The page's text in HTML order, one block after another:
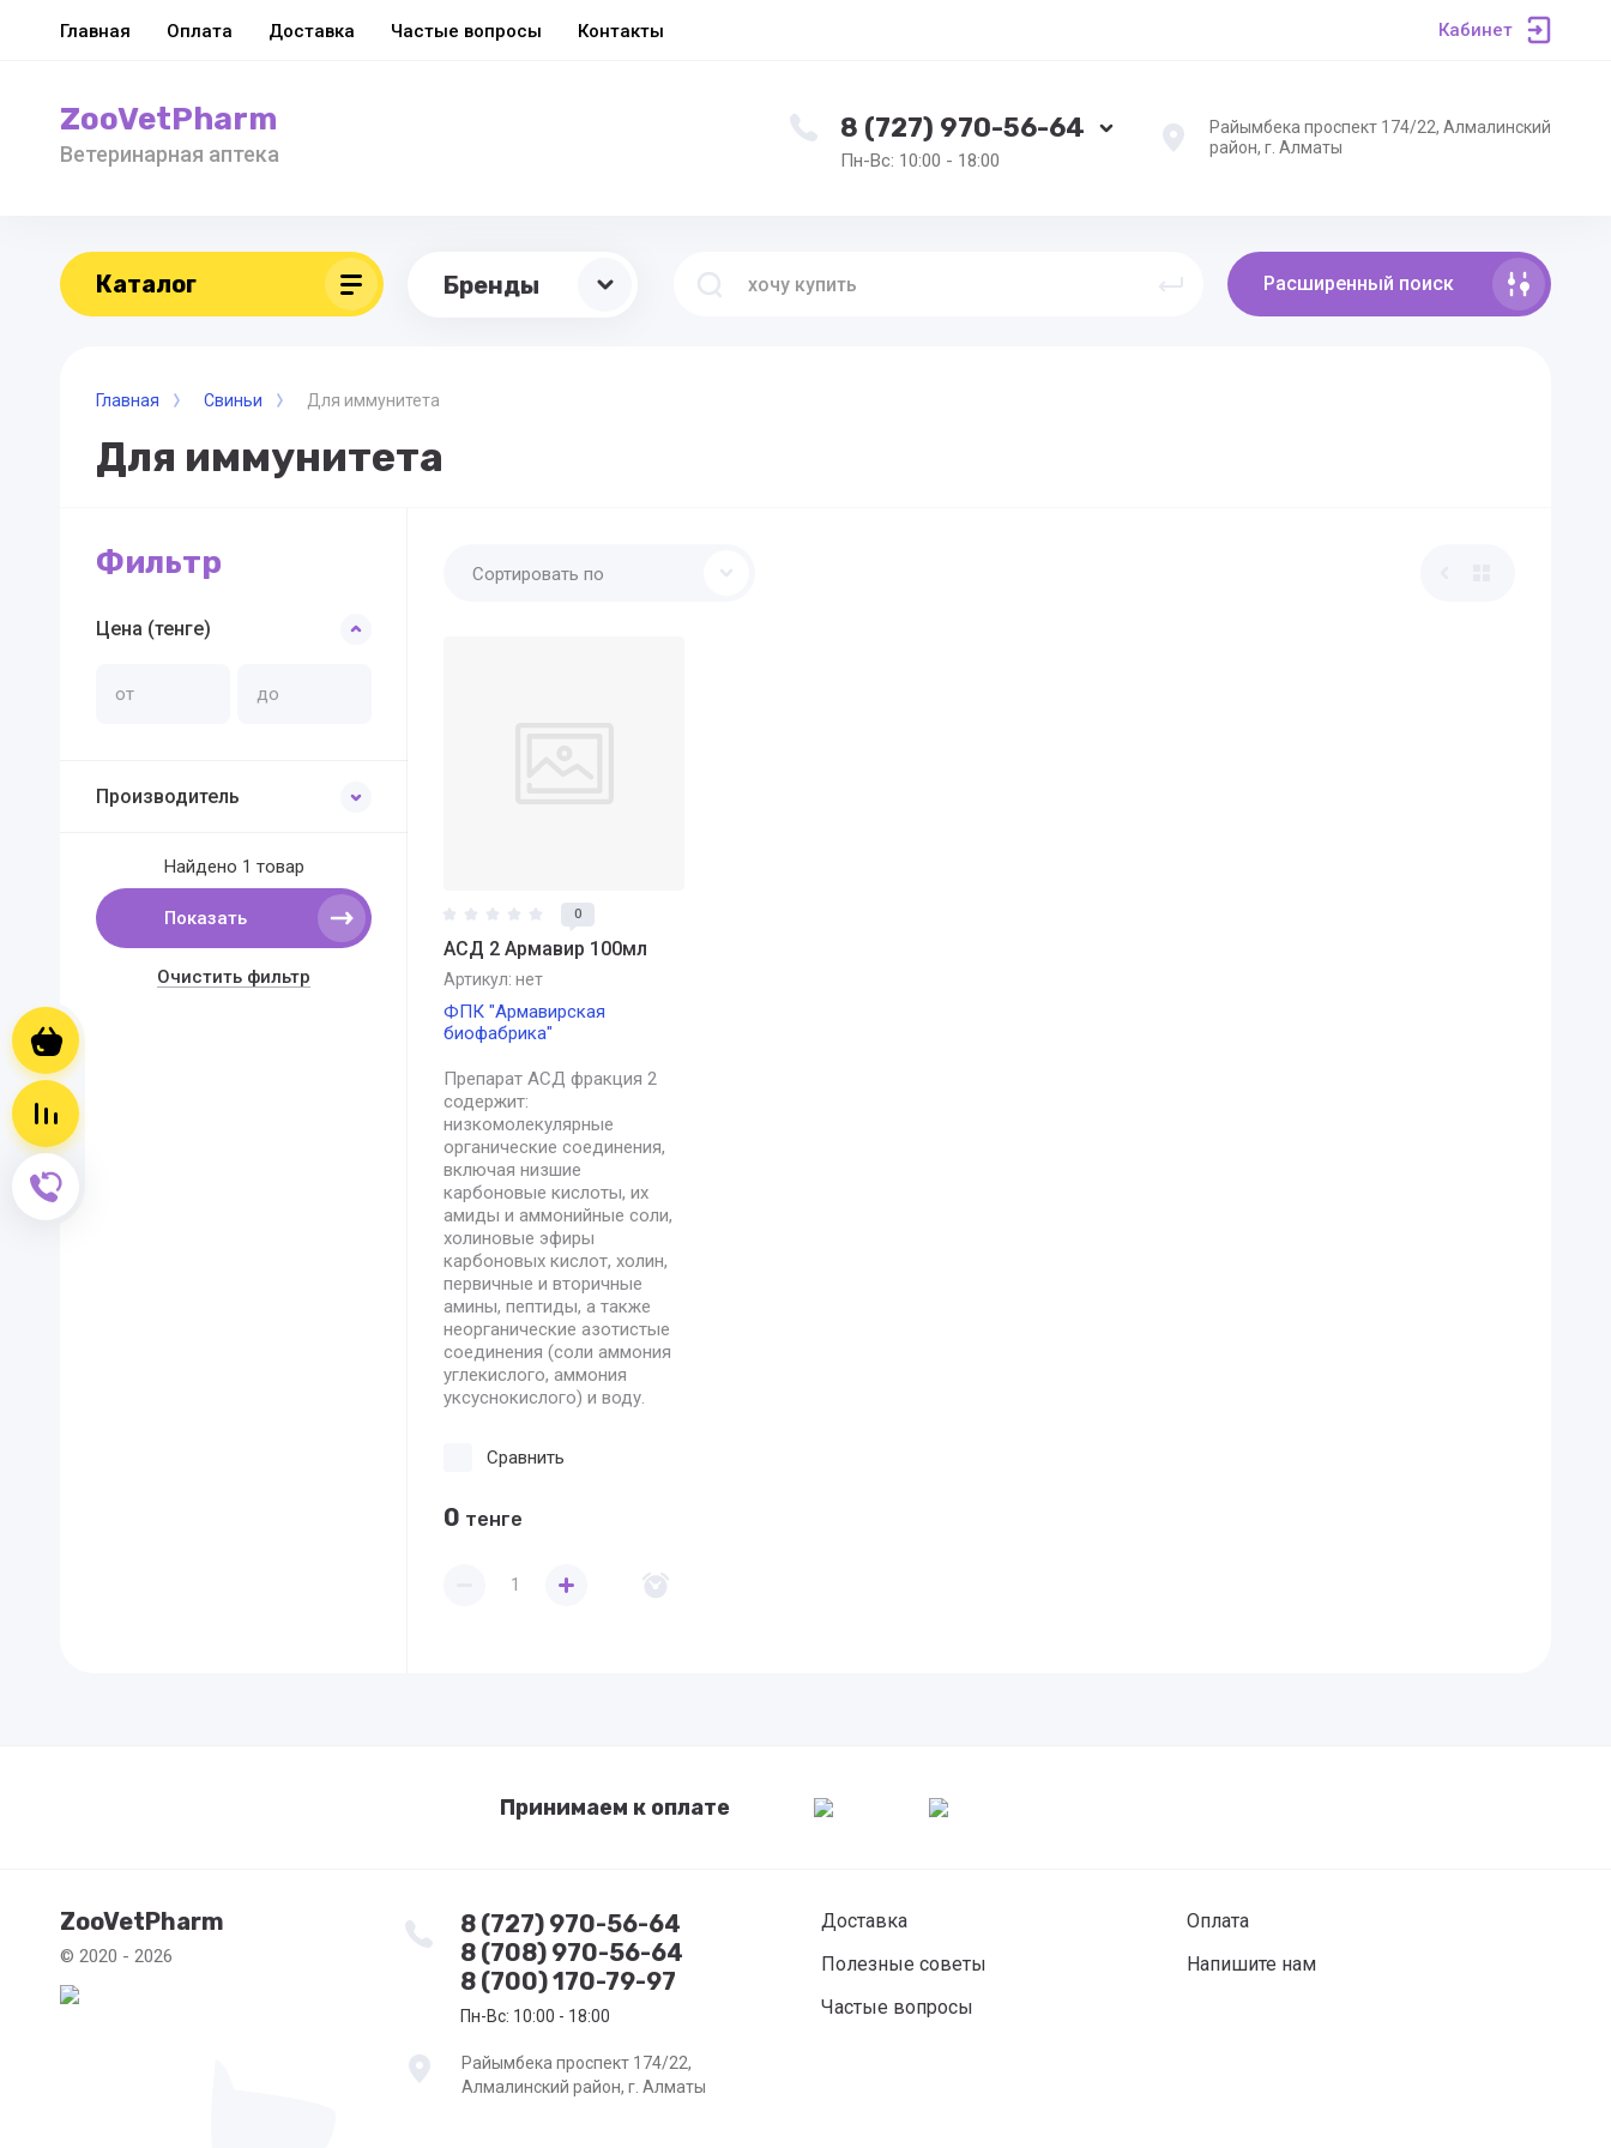
Главная Оплата Доставка Частые вопросы Контакты Кабинет
ZooVetPharm
Ветеринарная аптека
8 (727) 970-56-64
Пн-Вс: 10:00 - 18:00
Райымбека проспект 174/22, Алмалинский
район, г. Алматы
Каталог Бренды Расширенный поиск
Главная Свиньи Для иммунитета
Для иммунитета
Фильтр
Цена (тенге)
Производитель
Найдено 1 товар
Показать
Очистить фильтр
Сортировать по
0
АСД 2 Армавир 100мл
Артикул: нет
ФПК "Армавирская
биофабрика"
Препарат АСД фракция 2
содержит:
низкомолекулярные
органические соединения,
включая низшие
карбоновые кислоты, их
амиды и аммонийные соли,
холиновые эфиры
карбоновых кислот, холин,
первичные и вторичные
амины, пептиды, а также
неорганические азотистые
соединения (соли аммония
углекислого, аммония
уксуснокислого) и воду.
Сравнить
0 тенге
Принимаем к оплате
ZooVetPharm
© 2020 - 2026
8 (727) 970-56-64
8 (708) 970-56-64
8 (700) 170-79-97
Пн-Вс: 10:00 - 18:00
Райымбека проспект 174/22,
Алмалинский район, г. Алматы
Доставка
Оплата
Полезные советы
Напишите нам
Частые вопросы